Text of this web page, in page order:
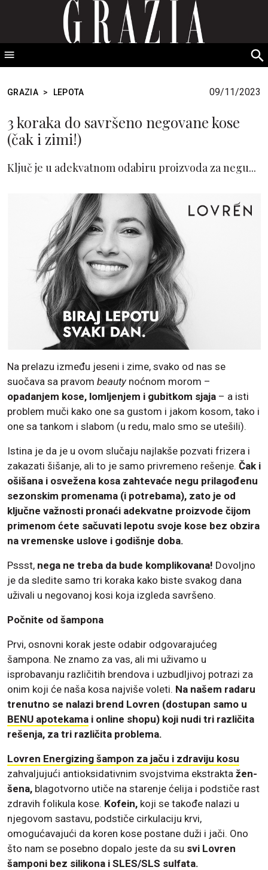
GRAZIA Srbija
GRAZIA > LEPOTA 09/11/2023
3 koraka do savršeno negovane kose
(čak i zimi!)
Ključ je u adekvatnom odabiru proizvoda za negu...
Na prelazu između jeseni i zime, svako od nas se
suočava sa pravom beauty noćnom morom –
opadanjem kose, lomljenjem i gubitkom sjaja – a isti
problem muči kako one sa gustom i jakom kosom, tako i
one sa tankom i slabom (u redu, malo smo se utešili).
Istina je da je u ovom slučaju najlakše pozvati frizera i
zakazati šišanje, ali to je samo privremeno rešenje. Čak i
ošišana i osvežena kosa zahtevaće negu prilagođenu
sezonskim promenama (i potrebama), zato je od
ključne važnosti pronaći adekvatne proizvode čijom
primenom ćete sačuvati lepotu svoje kose bez obzira
na vremenske uslove i godišnje doba.
Pssst, nega ne treba da bude komplikovana! Dovoljno
je da sledite samo tri koraka kako biste svakog dana
uživali u negovanoj kosi koja izgleda savršeno.
Počnite od šampona
Prvi, osnovni korak jeste odabir odgovarajućeg
šampona. Ne znamo za vas, ali mi uživamo u
isprobavanju različitih brendova i uzbudljivoj potrazi za
onim koji će naša kosa najviše voleti. Na našem radaru
trenutno se nalazi brend Lovren (dostupan samo u
BENU apotekama i online shopu) koji nudi tri različita
rešenja, za tri različita problema.
Lovren Energizing šampon za jaču i zdraviju kosu
zahvaljujući antioksidativnim svojstvima ekstrakta žen-
šena, blagotvorno utiče na starenje ćelija i podstiče rast
zdravih folikula kose. Kofein, koji se takođe nalazi u
njegovom sastavu, podstiče cirkulaciju krvi,
omogućavajući da koren kose postane duži i jači. Ono
što nam se posebno dopalo jeste da su svi Lovren
šamponi bez silikona i SLES/SLS sulfata.